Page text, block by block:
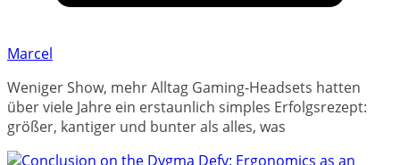
Marcel
Weniger Show, mehr Alltag Gaming-Headsets hatten
über viele Jahre ein erstaunlich simples Erfolgsrezept:
größer, kantiger und bunter als alles, was